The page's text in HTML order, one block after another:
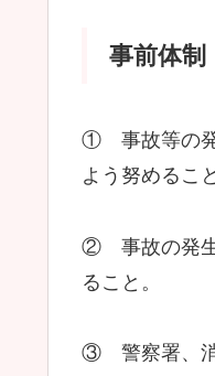
事前体制
① 事故等の発
よう努めること
② 事故の発生
ること。
③ 警察署、消